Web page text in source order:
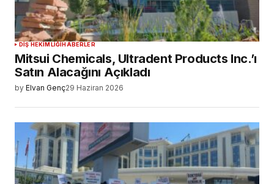
DIŞ HEKIMLIĞI HABERLER
Mitsui Chemicals, Ultradent Products Inc.’ı
Satın Alacağını Açıkladı
by Elvan Genç29 Haziran 2026